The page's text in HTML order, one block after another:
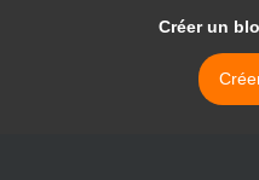
Créer un